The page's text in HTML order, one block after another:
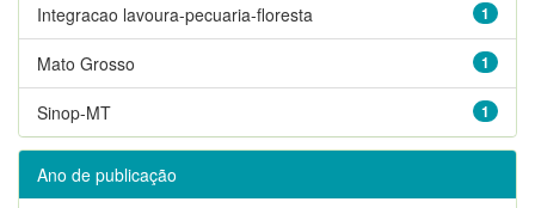
1
Integracao lavoura-pecuaria-floresta
1
Mato Grosso
1
Sinop-MT
Ano de publicação